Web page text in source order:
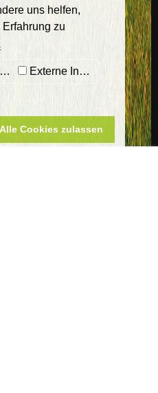
uns helfen,
zu
Externe Inhalte
Alle Cookies zulassen